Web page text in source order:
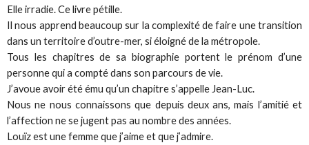
Elle irradie. Ce livre pétille.
Il nous apprend beaucoup sur la complexité de faire une transition
dans un territoire d’outre-mer, si éloigné de la métropole.
Tous les chapitres de sa biographie portent le prénom d’une
personne qui a compté dans son parcours de vie.
J’avoue avoir été ému qu’un chapitre s’appelle Jean-Luc.
Nous ne nous connaissons que depuis deux ans, mais l’amitié et
l’affection ne se jugent pas au nombre des années.
Louïz est une femme que j’aime et que j’admire.